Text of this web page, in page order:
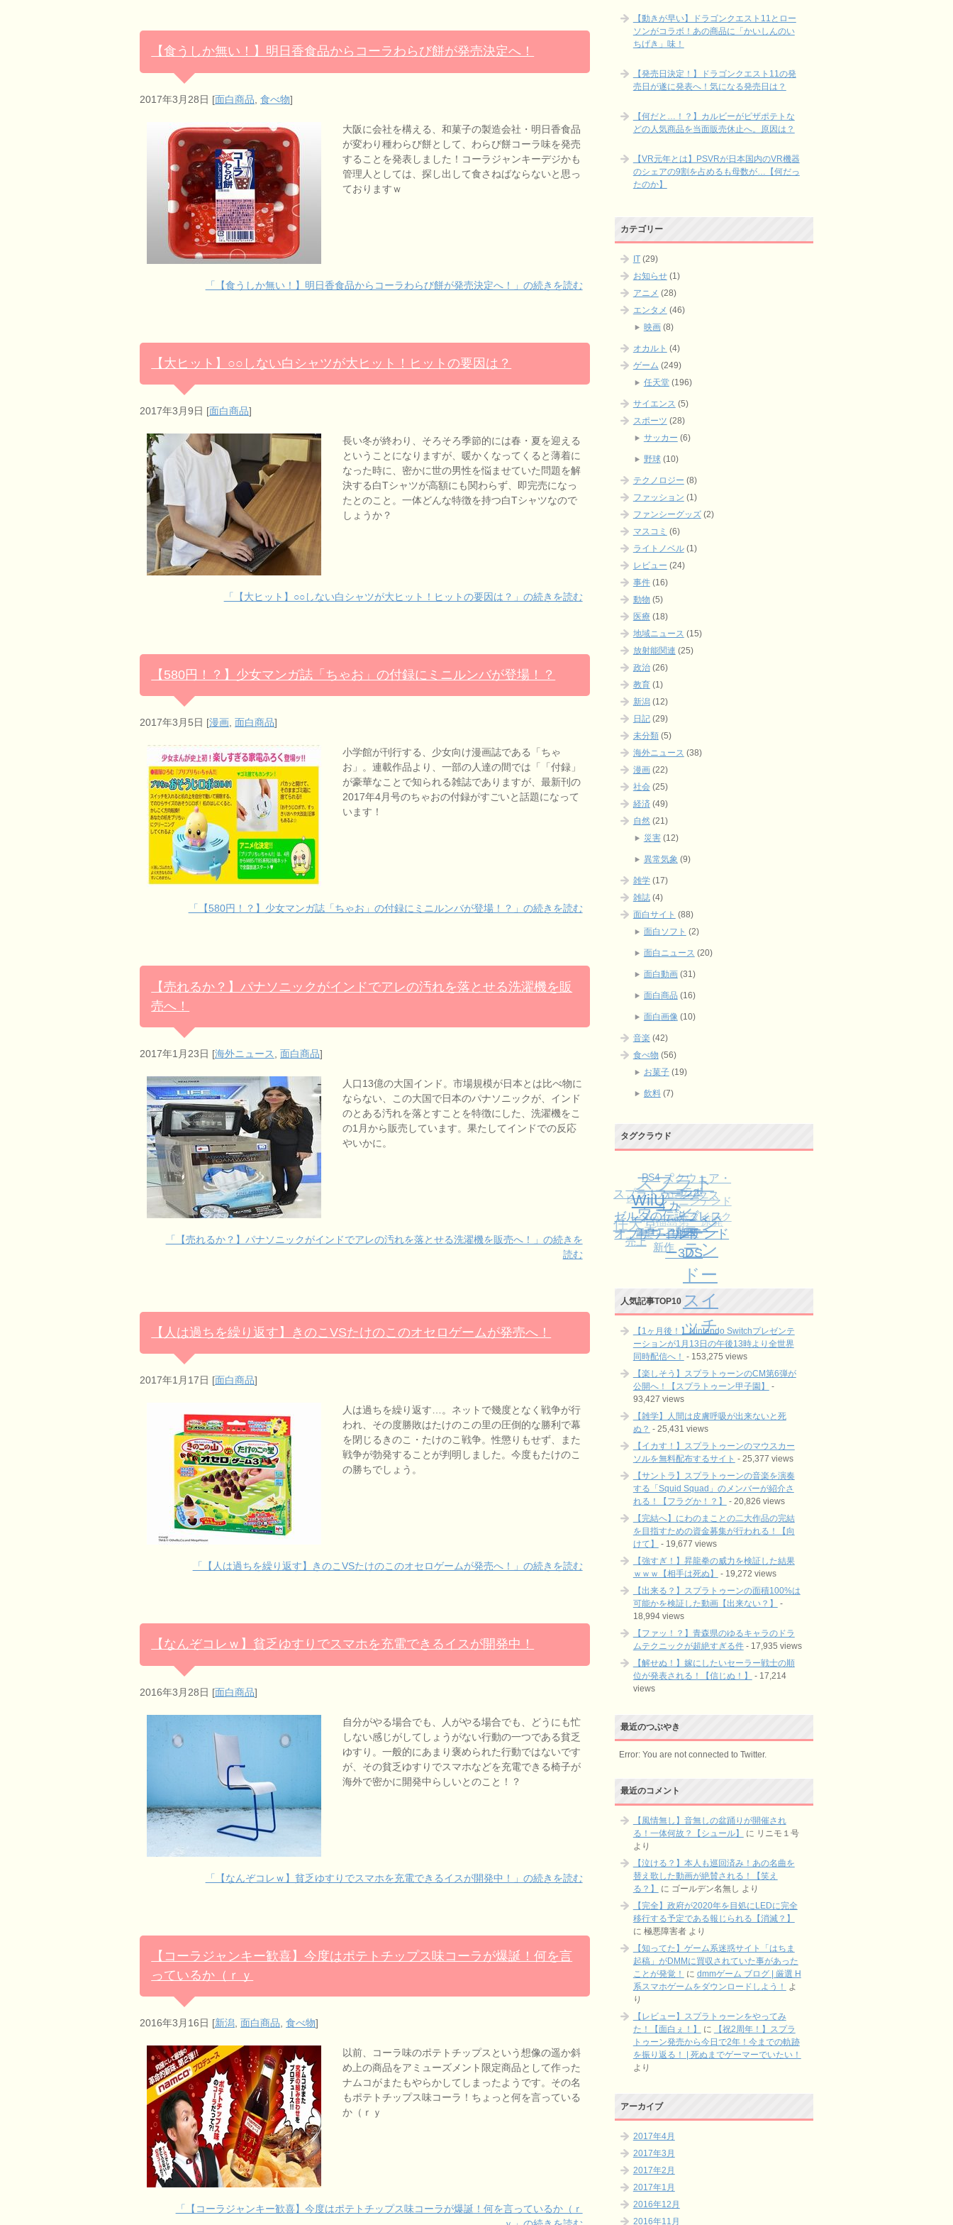
【食うしか無い！】明日香食品からコーラわらび餅が発売決定へ！
2017年3月28日 [面白商品 食べ物]
大阪に会社を構える、和菓子の製造会社・明日香食品
が変わり種わらび餅として、わらび餅コーラ味を発売
することを発表しました！コーラジャンキーデジかも
管理人としては、探し出して食さねばならないと思っ
ておりますｗ
「【食うしか無い！】明日香食品からコーラわらび餅が発売決定へ！」の続きを読む
【大ヒット】○○しない白シャツが大ヒット！ヒットの要因は？
2017年3月9日 [面白商品]
長い冬が終わり、そろそろ季節的には春・夏を迎える
ということになりますが、暖かくなってくると薄着に
なった時に、密かに世の男性を悩ませていた問題を解
決する白Tシャツが高額にも関わらず、即完売になっ
たとのこと。一体どんな特徴を持つ白Tシャツなので
しょうか？
「【大ヒット】○○しない白シャツが大ヒット！ヒットの要因は？」の続きを読む
【580円！？】少女マンガ誌「ちゃお」の付録にミニルンバが登場！？
2017年3月5日 [漫画, 面白商品]
小学館が刊行する、少女向け漫画誌である「ちゃ
お」。連載作品より、一部の人達の間では「「付録」
が豪華なことで知られる雑誌でありますが、最新刊の
2017年4月号のちゃおの付録がすごいと話題になって
います！
「【580円！？】少女マンガ誌「ちゃお」の付録にミニルンバが登場！？」の続きを読む
【売れるか？】パナソニックがインドでアレの汚れを落とせる洗濯機を販
売へ！
2017年1月23日 [海外ニュース 面白商品]
人口13億の大国インド。市場規模が日本とは比べ物に
ならない、この大国で日本のパナソニックが、インド
のとある汚れを落とすことを特徴にした、洗濯機をこ
の1月から販売しています。果たしてインドでの反応
やいかに。
「【売れるか？】パナソニックがインドでアレの汚れを落とせる洗濯機を販売へ！」の続きを
読む
【人は過ちを繰り返す】きのこVSたけのこのオセロゲームが発売へ！
2017年1月17日 [面白商品]
人は過ちを繰り返す…。ネットで幾度となく戦争が行
われ、その度勝敗はたけのこの里の圧倒的な勝利で幕
を閉じるきのこ・たけのこ戦争。性懲りもせず、また
戦争が勃発することが判明しました。今度もたけのこ
の勝ちでしょう。
「【人は過ちを繰り返す】きのこVSたけのこのオセロゲームが発売へ！」の続きを読む
【なんぞコレｗ】貧乏ゆすりでスマホを充電できるイスが開発中！
2016年3月28日 [面白商品]
自分がやる場合でも、人がやる場合でも、どうにも忙
しない感じがしてしょうがない行動の一つである貧乏
ゆすり。一般的にあまり褒められた行動ではないです
が、その貧乏ゆすりでスマホなどを充電できる椅子が
海外で密かに開発中らしいとのこと！？
「【なんぞコレｗ】貧乏ゆすりでスマホを充電できるイスが開発中！」の続きを読む
【コーラジャンキー歓喜】今度はポテトチップス味コーラが爆誕！何を言
っているか（ｒｙ
2016年3月16日 [新潟 面白商品 食べ物]
以前、コーラ味のポテトチップスという想像の遥か斜
め上の商品をアミューズメント限定商品として作った
ナムコがまたもやらかしてしまったようです。その名
もポテトチップス味コーラ！ちょっと何を言っている
か（ｒｙ
「【コーラジャンキー歓喜】今度はポテトチップス味コーラが爆誕！何を言っているか（ｒ
【動きが早い】ドラゴンクエスト11とロー
ソンがコラボ！あの商品に「かいしんのい
ちげき」味！
【発売日決定！】ドラゴンクエスト11の発
売日が遂に発表へ！気になる発売日は？
【何だと…！？】カルビーがピザポテトな
どの人気商品を当面販売休止へ。原因は？
【VR元年とは】PSVRが日本国内のVR機器
のシェアの9割を占めるも母数が…【何だっ
たのか】
カテゴリー
IT(29)
お知らせ(1)
アニメ (28)
エンタメ (46)
映画(8)
オカルト (4)
ゲーム (249)
任天堂(196)
サイエンス (5)
スポーツ (28)
サッカー (6)
野球(10)
テクノロジー (8)
ファッション (1)
ファンシーグッズ(2)
マスコミ (6)
ライトノベル(1)
レビュー (24)
事件(16)
動物 (5)
医療 (18)
地域ニュース (15)
放射能関連 (25)
政治(26)
教育(1)
新潟(12)
日記(29)
未分類(5)
海外ニュース (38)
漫画(22)
社会(25)
経済(49)
自然(21)
災害(12)
異常気象 (9)
雑学(17)
雑誌(4)
面白サイト (88)
面白ソフト (2)
面白ニュース (20)
面白動画(31)
面白商品 (16)
面白画像(10)
音楽 (42)
食べ物 (56)
お菓子(19)
飲料(7)
タグクラウド
PS4
WiiU
イカ
コラボ
スクウェ
ア・エニッ
クス
スプラト
ゥーン
スプラトゥーン2
ゼルダの伝説ブレス
オブザワイルド
ニコニコ動画ニンテンド
ー3DS
ニン
テン
ドー
スイ
ッチ
ニンテン
ドーダイ
レクト
フェス
レビュー
任天堂
売上
新作
発売日
福島第一原発
音楽
人気記事TOP10
【1ヶ月後！】Nintendo Switchプレゼンテ
ーションが1月13日の午後13時より全世界
同時配信へ！ - 153,275 views
【楽しそう】スプラトゥーンのCM第6弾が
公開へ！【スプラトゥーン甲子園】
-
93,427 views
【雑学】人間は皮膚呼吸が出来ないと死
ぬ？ - 25,431 views
【イカす！】スプラトゥーンのマウスカー
ソルを無料配布するサイト - 25,377 views
【サントラ】スプラトゥーンの音楽を演奏
する「Squid Squad」のメンバーが紹介さ
れる！【フラグか！？】
- 20,826 views
【完結へ】にわのまことの二大作品の完結
を目指すための資金募集が行われる！【向
けて】
- 19,677 views
【強すぎ！】昇龍拳の威力を検証した結果
ｗｗｗ【相手は死ぬ】
- 19,272 views
【出来る？】スプラトゥーンの面積100%は
可能かを検証した動画【出来ない？】
-
18,994 views
【ファッ！？】青森県のゆるキャラのドラ
ムテクニックが超絶すぎる件- 17,935 views
【解せぬ！】嫁にしたいセーラー戦士の順
位が発表される！【信じぬ！】
- 17,214
views
最近のつぶやき
Error: You are not connected to Twitter.
最近のコメント
【風情無し】音無しの盆踊りが開催され
る！一体何故？【シュール】
に リニモ１号
より
【泣ける？】本人も巡回済み！あの名曲を
替え歌した動画が絶賛される！【笑え
る？】
に ゴールデン名無し より
【完全】政府が2020年を目処にLEDに完全
移行する予定である報じられる【消滅？】
に 極悪障害者より
【知ってた】ゲーム系迷惑サイト「はちま
起稿」がDMMに買収されていた事があった
ことが発覚！
に dmmゲーム ブログ | 厳選 H
系スマホゲームをダウンロードしよう！
よ
り
【レビュー】スプラトゥーンをやってみ
た！【面白ぇ！】
に
【祝2周年！】スプラ
トゥーン発売から今日で2年！今までの軌跡
を振り返る！ | 死ぬまでゲーマーでいたい！
より
アーカイブ
2017年4月
2017年3月
2017年2月
2017年1月
2016年12月
2016年11月